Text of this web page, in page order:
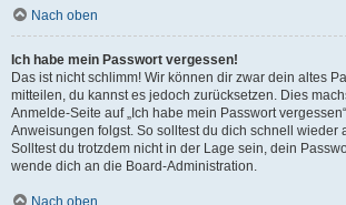
Nach oben
Ich habe mein Passwort vergessen!
Das ist nicht schlimm! Wir können dir zwar dein altes
mitteilen, du kannst es jedoch zurücksetzen. Dies
Anmelde-Seite auf „Ich habe mein Passwort
Anweisungen folgst. So solltest du dich schnell wieder
Solltest du trotzdem nicht in der Lage sein, dein
wende dich an die Board-Administration.
Nach oben